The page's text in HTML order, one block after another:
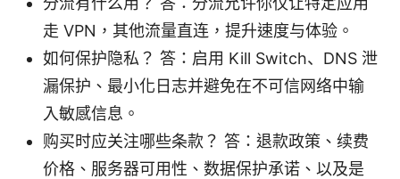
走 VPN，其他流量直连，提升速度与体验。
如何保护隐私？ 答：启用 Kill Switch、DNS 泄
漏保护、最小化日志并避免在不可信网络中输
入敏感信息。
购买时应关注哪些条款？ 答：退款政策、续费
价格、服务器可用性、数据保护承诺、以及是